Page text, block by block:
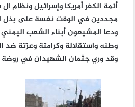
أئمة الكفر أمريكا وإسرائيل ونظام
مجددين في الوقت نفسة على بذل
ودعا المشيعون أبناء الشعب اليمني
وطنه واستقلالة وكرامتة وعزتة ضد
وقد وري جثمان الشهيدان في روضة